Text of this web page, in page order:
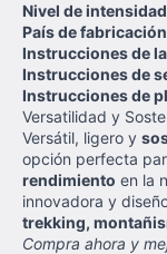
Nivel de intensidad
País de fabricación
Instrucciones de
Instrucciones de
Instrucciones de
Versatilidad y
Versátil, ligero y
opción perfecta
rendimiento en la
innovadora y
trekking,
Compra ahora y